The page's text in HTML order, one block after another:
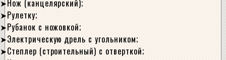
Нож (канцелярский);
Рулетку;
Рубанок с ножовкой;
Электрическую дрель с угольником;
Степлер (строительный) с отверткой;